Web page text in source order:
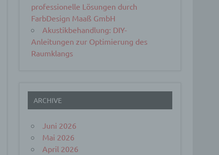
professionelle Lösungen durch
FarbDesign Maaß GmbH
Akustikbehandlung: DIY-
Anleitungen zur Optimierung des
Raumklangs
ARCHIVE
Juni 2026
Mai 2026
April 2026